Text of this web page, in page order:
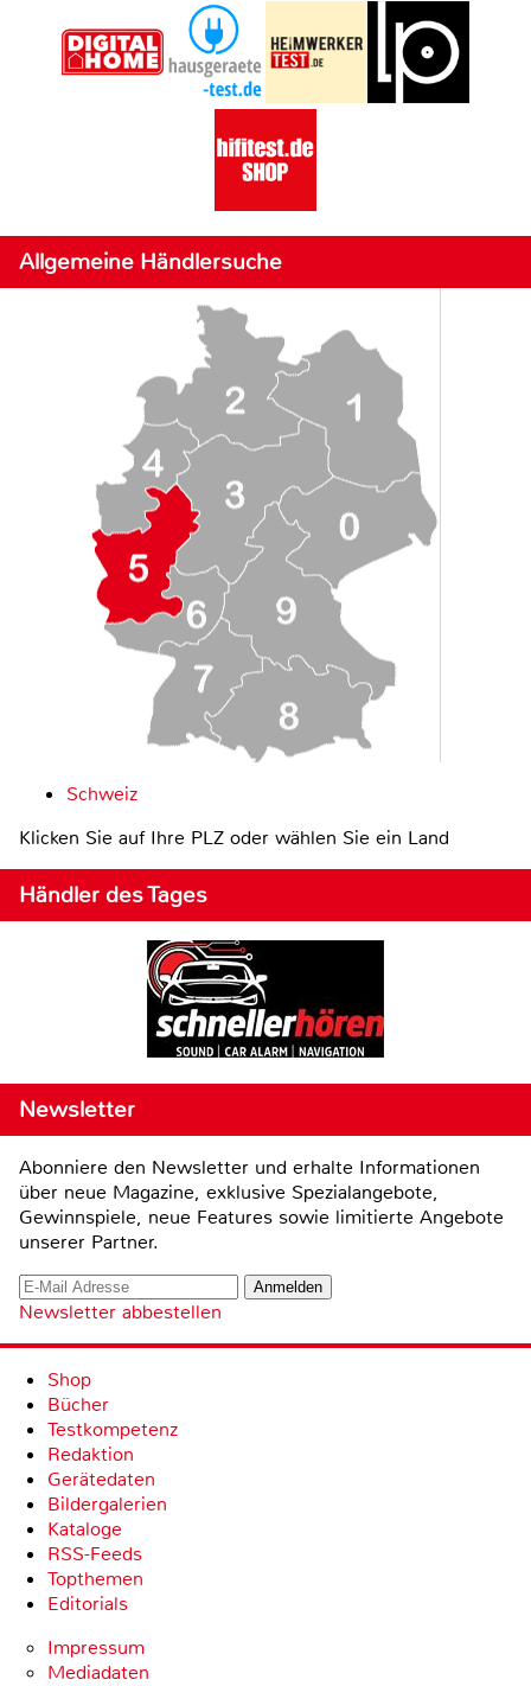
Allgemeine Händlersuche
Schweiz
Klicken Sie auf Ihre PLZ oder wählen Sie ein Land
Händler des Tages
Newsletter
Abonniere den Newsletter und erhalte Informationen
über neue Magazine, exklusive Spezialangebote,
Gewinnspiele, neue Features sowie limitierte Angebote
unserer Partner.
Newsletter abbestellen
Shop
Bücher
Testkompetenz
Redaktion
Gerätedaten
Bildergalerien
Kataloge
RSS-Feeds
Topthemen
Editorials
Impressum
Mediadaten